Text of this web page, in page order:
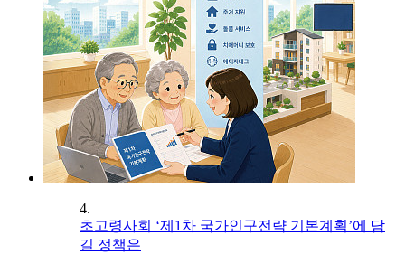
4.
초고령사회 ‘제1차 국가인구전략 기본계획’에 담
길 정책은